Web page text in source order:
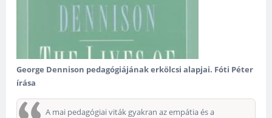
George Dennison pedagógiájának erkölcsi alapjai. Fóti Péter
írása
A mai pedagógiai viták gyakran az empátia és a